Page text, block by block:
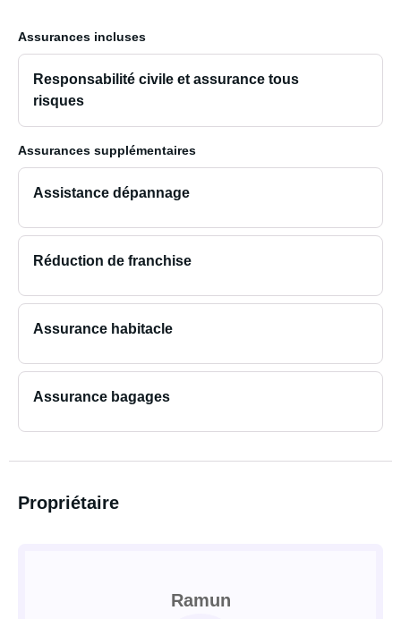
Assurances incluses
Responsabilité civile et assurance tous
risques
Assurances supplémentaires
Assistance dépannage
Réduction de franchise
Assurance habitacle
Assurance bagages
Propriétaire
Ramun